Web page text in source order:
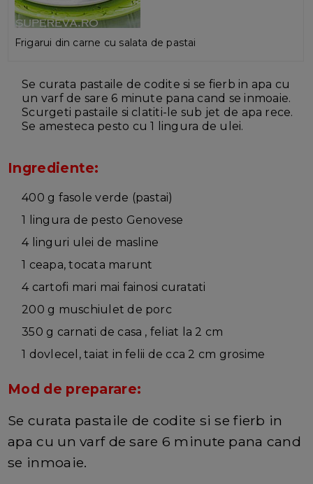
Frigarui din carne cu salata de pastai
Se curata pastaile de codite si se fierb in apa cu
un varf de sare 6 minute pana cand se inmoaie.
Scurgeti pastaile si clatiti-le sub jet de apa rece.
Se amesteca pesto cu 1 lingura de ulei.
Ingrediente:
400 g fasole verde (pastai)
1 lingura de pesto Genovese
4 linguri ulei de masline
1 ceapa, tocata marunt
4 cartofi mari mai fainosi curatati
200 g muschiulet de porc
350 g carnati de casa , feliat la 2 cm
1 dovlecel, taiat in felii de cca 2 cm grosime
Mod de preparare:
Se curata pastaile de codite si se fierb in
apa cu un varf de sare 6 minute pana cand
se inmoaie.